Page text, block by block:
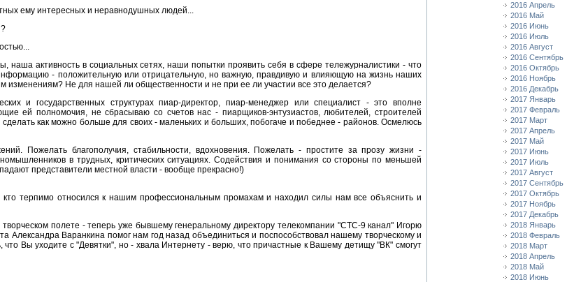
ему интересных и неравнодушных людей...
наша активность в социальных сетях, наши попытки проявить себя в сфере тележурналистики - что
- положительную или отрицательную, но важную, правдивую и влияющую на жизнь наших
изменениям? Не для нашей ли общественности и не при ее ли участии все это делается?
и государственных структурах пиар-директор, пиар-менеджер или специалист - это вполне
ей полномочия, не сбрасываю со счетов нас - пиарщиков-энтузиастов, любителей, строителей
сделать как можно больше для своих - маленьких и больших, побогаче и победнее - районов. Осмелюсь
Пожелать благополучия, стабильности, вдохновения. Пожелать - простите за прозу жизни -
в трудных, критических ситуациях. Содействия и понимания со стороны по меньшей
представители местной власти - вообще прекрасно!)
кто терпимо относился к нашим профессиональным промахам и находил силы нам все объяснить и
полете - теперь уже бывшему генеральному директору телекомпании "СТС-9 канал" Игорю
Александра Варанкина помог нам год назад объединиться и поспособствовал нашему творческому и
что Вы уходите с "Девятки", но - хвала Интернету - верю, что причастные к Вашему детищу "ВК" смогут
2016 Апрель
2016 Май
2016 Июнь
2016 Июль
2016 Август
2016 Сентябрь
2016 Октябрь
2016 Ноябрь
2016 Декабрь
2017 Январь
2017 Февраль
2017 Март
2017 Апрель
2017 Май
2017 Июнь
2017 Июль
2017 Август
2017 Сентябрь
2017 Октябрь
2017 Ноябрь
2017 Декабрь
2018 Январь
2018 Февраль
2018 Март
2018 Апрель
2018 Май
2018 Июнь